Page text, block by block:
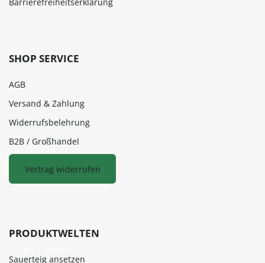
SHOP SERVICE
AGB
Versand & Zahlung
Widerrufsbelehrung
B2B / Großhandel
Vertrag widerrufen
PRODUKTWELTEN
Sauerteig ansetzen